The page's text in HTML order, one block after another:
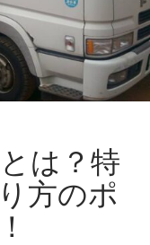
は？特
方のポ